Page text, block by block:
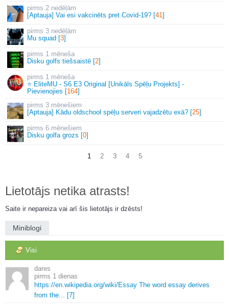
2 nedēļām
[Aptauja] Vai esi vakcinēts pret Covid-19? [41]
3 nedēļām
Mu squad [3]
1 mēneša
Disku golfs tiešsaistē [2]
1 mēneša
⭐ EliteMU - S6 E3 Original [Unikāls Spēļu Projekts] -
Pievienojies [164]
3 mēnešiem
[Aptauja] Kādu oldschool spēļu serveri vajadzētu exā? [25]
6 mēnešiem
Disku golfa grozs [0]
1 2 3 4 5
Lietotājs netika atrasts!
Saite ir nepareiza vai arī šis lietotājs ir dzēsts!
Miniblogi
Visi
dares
1 dienas
https://en. wikipedia. org/wiki/Essay The word essay derives
from the.
[7]